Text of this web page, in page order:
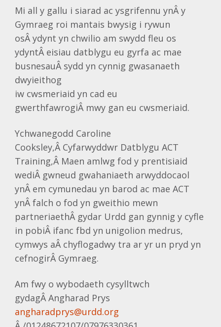
Mi all y gallu i siarad ac ysgrifennu ynÂ y
Gymraeg roi mantais bwysig i rywun
osÂ ydynt yn chwilio am swydd fleu os
ydyntÂ eisiau datblygu eu gyrfa ac mae
busnesauÂ sydd yn cynnig gwasanaeth
dwyieithog
iw cwsmeriaid yn cad eu
gwerthfawrogiÂ mwy gan eu cwsmeriaid.
Ychwanegodd Caroline
Cooksley,Â Cyfarwyddwr Datblygu ACT
Training,Â Maen amlwg fod y prentisiaid
wediÂ gwneud gwahaniaeth arwyddocaol
ynÂ em cymunedau yn barod ac mae ACT
ynÂ falch o fod yn gweithio mewn
partneriaethÂ gydar Urdd gan gynnig y cyfle
in pobiÂ ifanc fbd yn unigolion medrus,
cymwys aÂ chyflogadwy tra ar yr un pryd yn
cefnogirÂ Gymraeg.
Am fwy o wybodaeth cysylltwch
gydagÂ Angharad Prys
angharadprys@urdd.org